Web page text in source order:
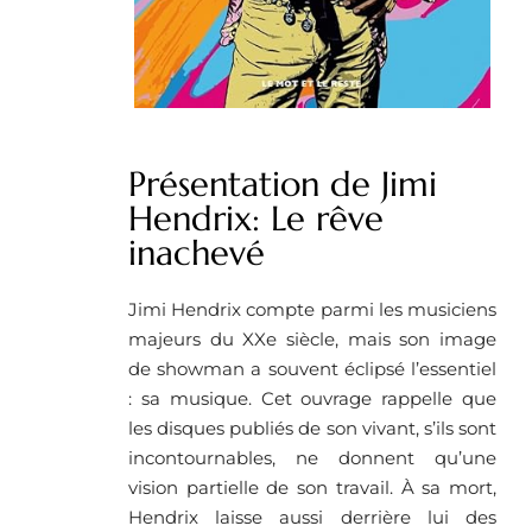
Présentation de Jimi
Hendrix: Le rêve
inachevé
Jimi Hendrix compte parmi les musiciens
majeurs du XXe siècle, mais son image
de showman a souvent éclipsé l’essentiel
: sa musique. Cet ouvrage rappelle que
les disques publiés de son vivant, s’ils sont
incontournables, ne donnent qu’une
vision partielle de son travail. À sa mort,
Hendrix laisse aussi derrière lui des